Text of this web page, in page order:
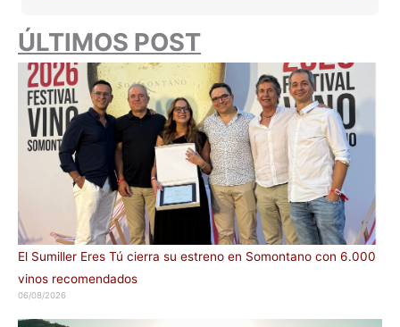
ÚLTIMOS POST
El Sumiller Eres Tú cierra su estreno en Somontano con 6.000
vinos recomendados
06/08/2026